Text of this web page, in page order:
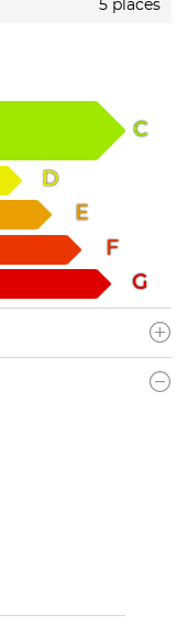
5 places
C
D
E
F
G